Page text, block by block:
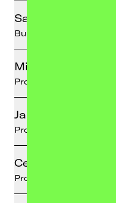
Sabina Mahkovic
Buchhaltung
Michael Zolkiewicz
Promotion
Jana Mank
Promotion
Celine Weiss
Promotion